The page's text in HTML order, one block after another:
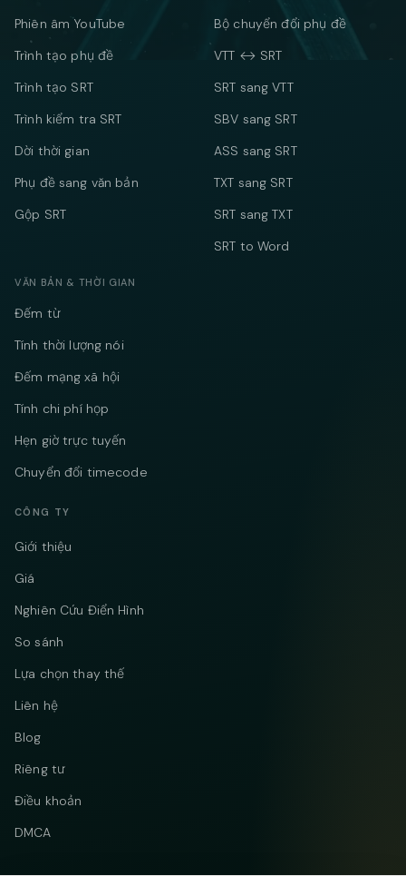
Phiên âm YouTube
Trình tạo phụ đề
Trình tạo SRT
Trình kiểm tra SRT
Dời thời gian
Phụ đề sang văn bản
Gộp SRT
Bộ chuyển đổi phụ đề
VTT ↔ SRT
SRT sang VTT
SBV sang SRT
ASS sang SRT
TXT sang SRT
SRT sang TXT
SRT to Word
VĂN BẢN & THỜI GIAN
Đếm từ
Tính thời lượng nói
Đếm mạng xã hội
Tính chi phí họp
Hẹn giờ trực tuyến
Chuyển đổi timecode
CÔNG TY
Giới thiệu
Giá
Nghiên Cứu Điển Hình
So sánh
Lựa chọn thay thế
Liên hệ
Blog
Riêng tư
Điều khoản
DMCA